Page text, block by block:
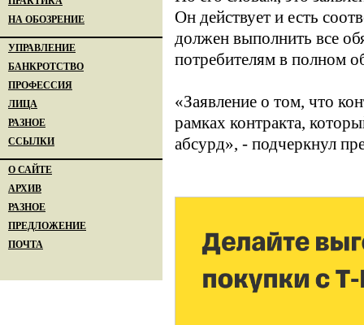
НА ОБОЗРЕНИЕ
УПРАВЛЕНИЕ
БАНКРОТСТВО
ПРОФЕССИЯ
ЛИЦА
РАЗНОЕ
ССЫЛКИ
О САЙТЕ
АРХИВ
РАЗНОЕ
ПРЕДЛОЖЕНИЕ
ПОЧТА
Он действует и есть
должен выполнить все
потребителям в полном
«Заявление о том, что
рамках контракта,
абсурд», - подчеркнул